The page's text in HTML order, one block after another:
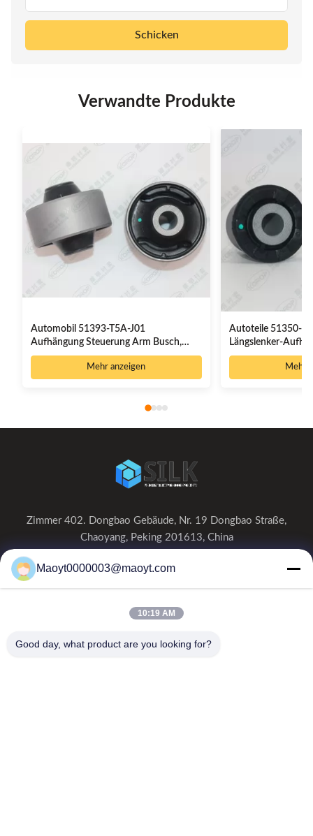
Schicken
Verwandte Produkte
Automobil 51393-T5A-J01
Aufhängung Steuerung Arm Busch,
Auto Busche guter Preis
Mehr anzeigen
Autoteile 51350-
Längslenker-
17CM * 17CM *
Mehr
Zimmer 402. Dongbao Gebäude, Nr. 19 Dongbao Straße,
Chaoyang, Peking 201613, China
0086-19166230458
Zu HauseÜber UnsProduitsKontaktNeuigkeiten
Maoyt0000003@maoyt.com
10:19 AM
Good day, what product are you looking for?